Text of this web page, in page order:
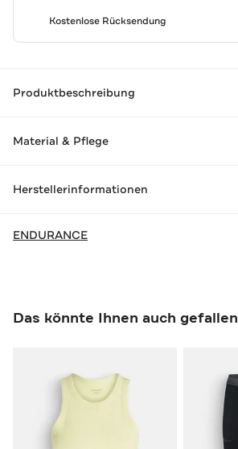
Kostenlose Rücksendung
Produktbeschreibung
Material & Pflege
Herstellerinformationen
ENDURANCE
Das könnte Ihnen auch gefallen